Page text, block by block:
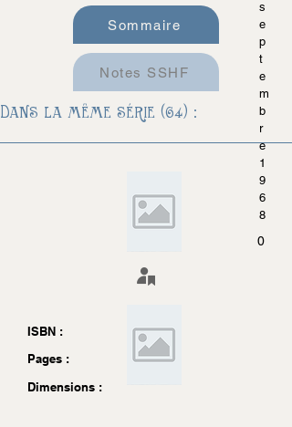
s
e
p
t
e
m
b
r
e
1
9
6
8
0
ISBN :
Pages :
Dimensions :
Sommaire
Notes SSHF
Dans la même série (64) :